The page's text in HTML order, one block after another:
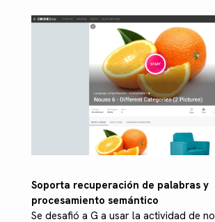
Soporta recuperación de palabras y
procesamiento semántico
Se desafió a G a usar la actividad de